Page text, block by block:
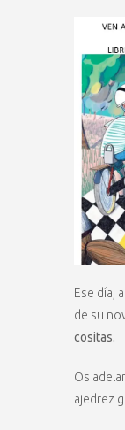
Ese día,
de su
cositas.
Os
ajedrez